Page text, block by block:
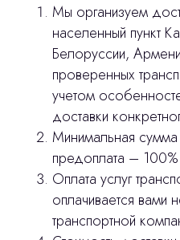
Мы организуем
населенный пункт
Белоруссии,
проверенных
учетом
доставки
Минимальная
предоплата – 100%
Оплата услуг
оплачивается вами
транспортной
сделано
Лицензирование
Изготовление хирургических
Политика конфиденциальности
stasicus